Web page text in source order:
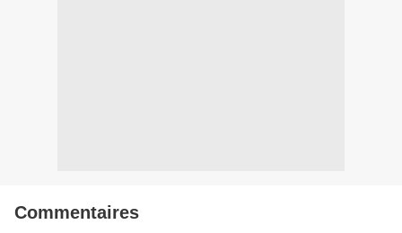
Commentaires